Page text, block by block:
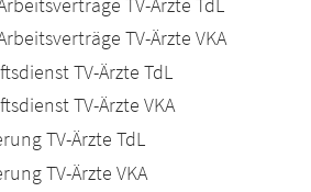
TV-Ärzte VKA
TV-Ärzte TdL
TV-Ärzte VKA
TV-Ärzte TdL
TV-Ärzte VKA